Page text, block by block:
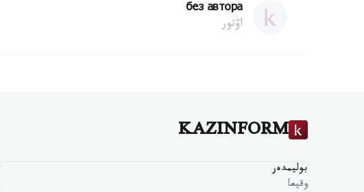
без автора
اۆتور
KAZINFORM
بوليمدەر
وقيعا